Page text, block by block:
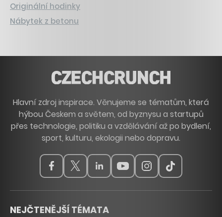
Originální hodinky
Nábytek z betonu
Hlavní zdroj inspirace. Věnujeme se tématům, která
hýbou Českem a světem, od byznysu a startupů
přes technologie, politiku a vzdělávání až po bydlení,
sport, kulturu, ekologii nebo dopravu.
NEJČTENĚJŠÍ TÉMATA